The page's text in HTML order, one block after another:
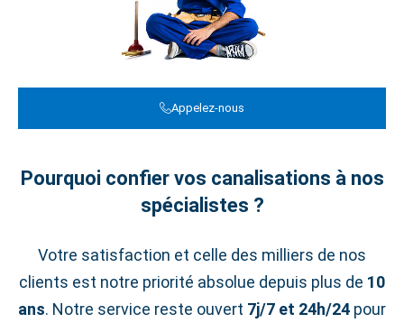
Appelez-nous
Pourquoi confier vos canalisations à nos
spécialistes ?
Votre satisfaction et celle des milliers de nos
clients est notre priorité absolue depuis plus de 10
ans. Notre service reste ouvert 7j/7 et 24h/24 pour